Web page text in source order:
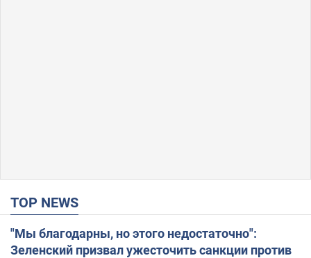
TOP NEWS
"Мы благодарны, но этого недостаточно":
Зеленский призвал ужесточить санкции против